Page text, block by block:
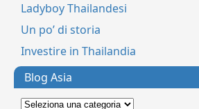
Ladyboy Thailandesi
Un po’ di storia
Investire in Thailandia
Blog Asia